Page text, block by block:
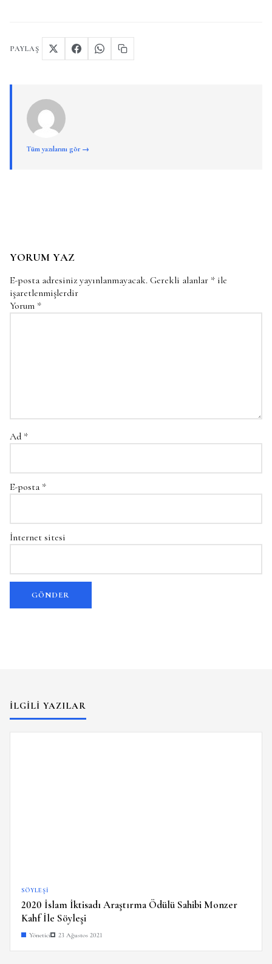
PAYLAŞ
Tüm yazılarını gör →
YORUM YAZ
E-posta adresiniz yayınlanmayacak. Gerekli alanlar * ile
işaretlenmişlerdir
Yorum *
Ad *
E-posta *
İnternet sitesi
İLGILI YAZILAR
SÖYLEŞI
2020 İslam İktisadı Araştırma Ödülü Sahibi Monzer
Kahf İle Söyleşi
Yönetici 23 Ağustos 2021